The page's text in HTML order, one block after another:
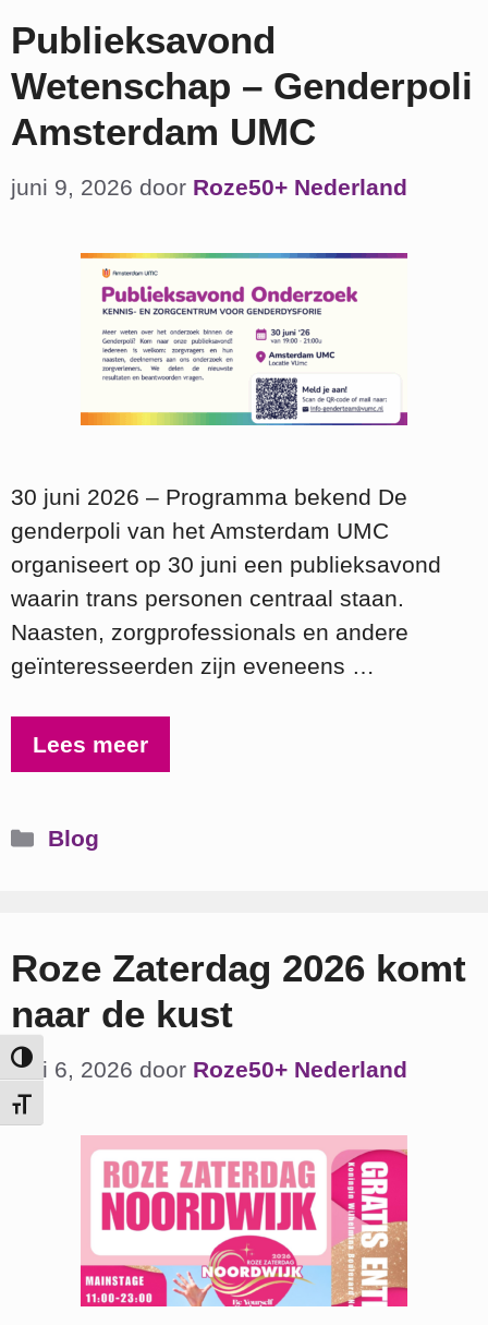
Keuze voor hoog contrast
Kies grootte van het lettertype
Publieksavond
Wetenschap – Genderpoli
Amsterdam UMC
juni 9, 2026 door Roze50+ Nederland
30 juni 2026 – Programma bekend De
genderpoli van het Amsterdam UMC
organiseert op 30 juni een publieksavond
waarin trans personen centraal staan.
Naasten, zorgprofessionals en andere
geïnteresseerden zijn eveneens …
Lees meer
Categorieën
Blog
Roze Zaterdag 2026 komt
naar de kust
juni 6, 2026 door Roze50+ Nederland